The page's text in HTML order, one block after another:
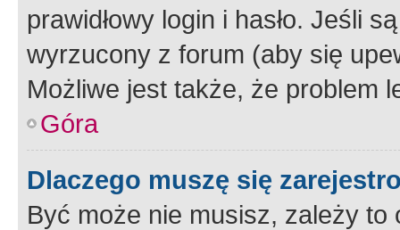
prawidłowy login i hasło. Jeśli
wyrzucony z forum (aby się
Możliwe jest także, że problem
Góra
Dlaczego muszę się
Być może nie musisz, zależy